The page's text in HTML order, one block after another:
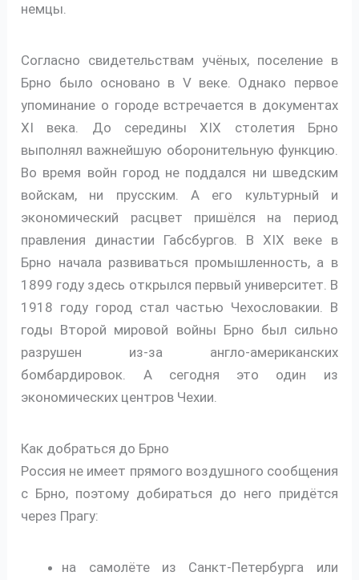
немцы.
Согласно свидетельствам учёных, поселение в
Брно было основано в V веке. Однако первое
упоминание о городе встречается в документах
XI века. До середины XIX столетия Брно
выполнял важнейшую оборонительную функцию.
Во время войн город не поддался ни шведским
войскам, ни прусским. А его культурный и
экономический расцвет пришёлся на период
правления династии Габсбургов. В XIX веке в
Брно начала развиваться промышленность, а в
1899 году здесь открылся первый университет. В
1918 году город стал частью Чехословакии. В
годы Второй мировой войны Брно был сильно
разрушен из-за англо-американских
бомбардировок. А сегодня это один из
экономических центров Чехии.
Как добраться до Брно
Россия не имеет прямого воздушного сообщения
с Брно, поэтому добираться до него придётся
через Прагу:
на самолёте из Санкт-Петербурга или